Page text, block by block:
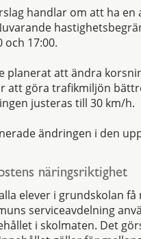
handlar om att ha
och 17:00.
planerat att ändra
att göra trafikmiljön
justeras till 30 km/h.
ändringen i den
näringsriktighet
elever i grundskolan
serviceavdelning
i skolmaten. Det